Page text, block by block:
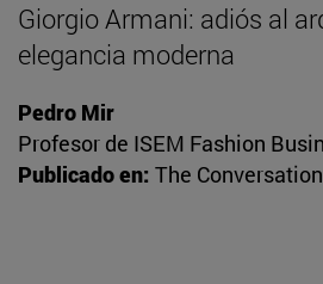
Giorgio Armani: adiós al
elegancia moderna
Pedro Mir
Profesor de ISEM Fashion
Publicado en: The Conversation